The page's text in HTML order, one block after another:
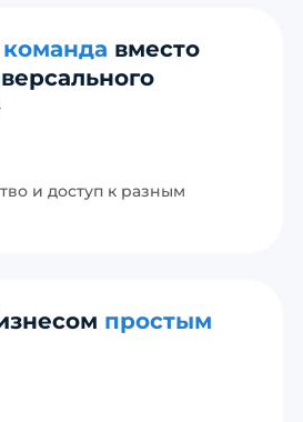
вместо
и доступ к разным
простым